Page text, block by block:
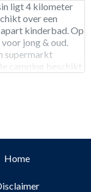
ligt 4 kilometer
over een
kinderbad. Op
jong & oud.
supermarkt
camping beschikt
Home